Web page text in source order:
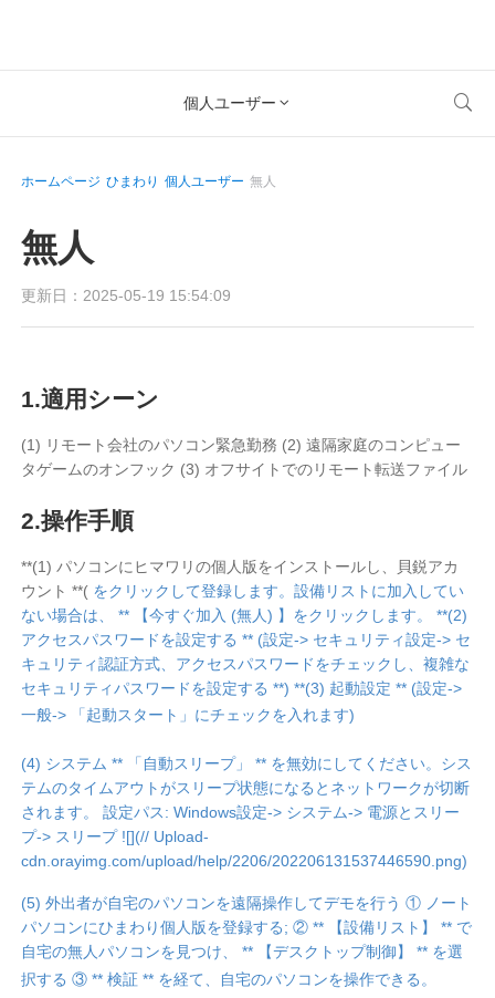
Intelligenteネットワーキング
AweShell
NATトラバーサルエキスパート
ソリューション
ITオペレーション & サポート
リモートワーク
テクニカルサポート
ビデオ監視
リモートデータアクセス
工業製造
チェーン小売
ダウンロード
AweSunパーソナル版
AweSeedクライアント
価格
AweSunパーソナルプラン
AweShellパーソナルプラン
AweShellビジネスプラン
リソース
パートナー
AI-translated page. Original content available in English.
お問い合わせ
スマートハードウェア
個人ユーザー  
ホームページ ひまわり 個人ユーザー 無人
無人
更新日：2025-05-19 15:54:09
1.適用シーン
(1) リモート会社のパソコン緊急勤務 (2) 遠隔家庭のコンピュー
タゲームのオンフック (3) オフサイトでのリモート転送ファイル
2.操作手順
**(1) パソコンにヒマワリの個人版をインストールし、貝鋭アカ
ウント **( をクリックして登録します。設備リストに加入してい
ない場合は、 ** 【今すぐ加入 (無人) 】をクリックします。 **(2)
アクセスパスワードを設定する ** (設定-> セキュリティ設定-> セ
キュリティ認証方式、アクセスパスワードをチェックし、複雑な
セキュリティパスワードを設定する **) **(3) 起動設定 ** (設定->
一般-> 「起動スタート」にチェックを入れます)
(4) システム ** 「自動スリープ」 ** を無効にしてください。シス
テムのタイムアウトがスリープ状態になるとネットワークが切断
されます。 設定パス: Windows設定-> システム-> 電源とスリー
プ-> スリープ ![](// Upload-
cdn.orayimg.com/upload/help/2206/202206131537446590.png)
(5) 外出者が自宅のパソコンを遠隔操作してデモを行う ① ノート
パソコンにひまわり個人版を登録する; ② ** 【設備リスト】 ** で
自宅の無人パソコンを見つけ、 ** 【デスクトップ制御】 ** を選
択する ③ ** 検証 ** を経て、自宅のパソコンを操作できる。